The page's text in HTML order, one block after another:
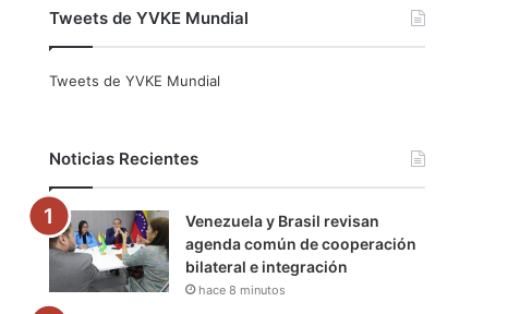
c
o
k
i
r
u
e
r
a
m
a
m
Tweets de YVKE Mundial
Tweets de YVKE Mundial
Noticias Recientes
Venezuela y Brasil revisan
agenda común de cooperación
bilateral e integración
hace 8 minutos